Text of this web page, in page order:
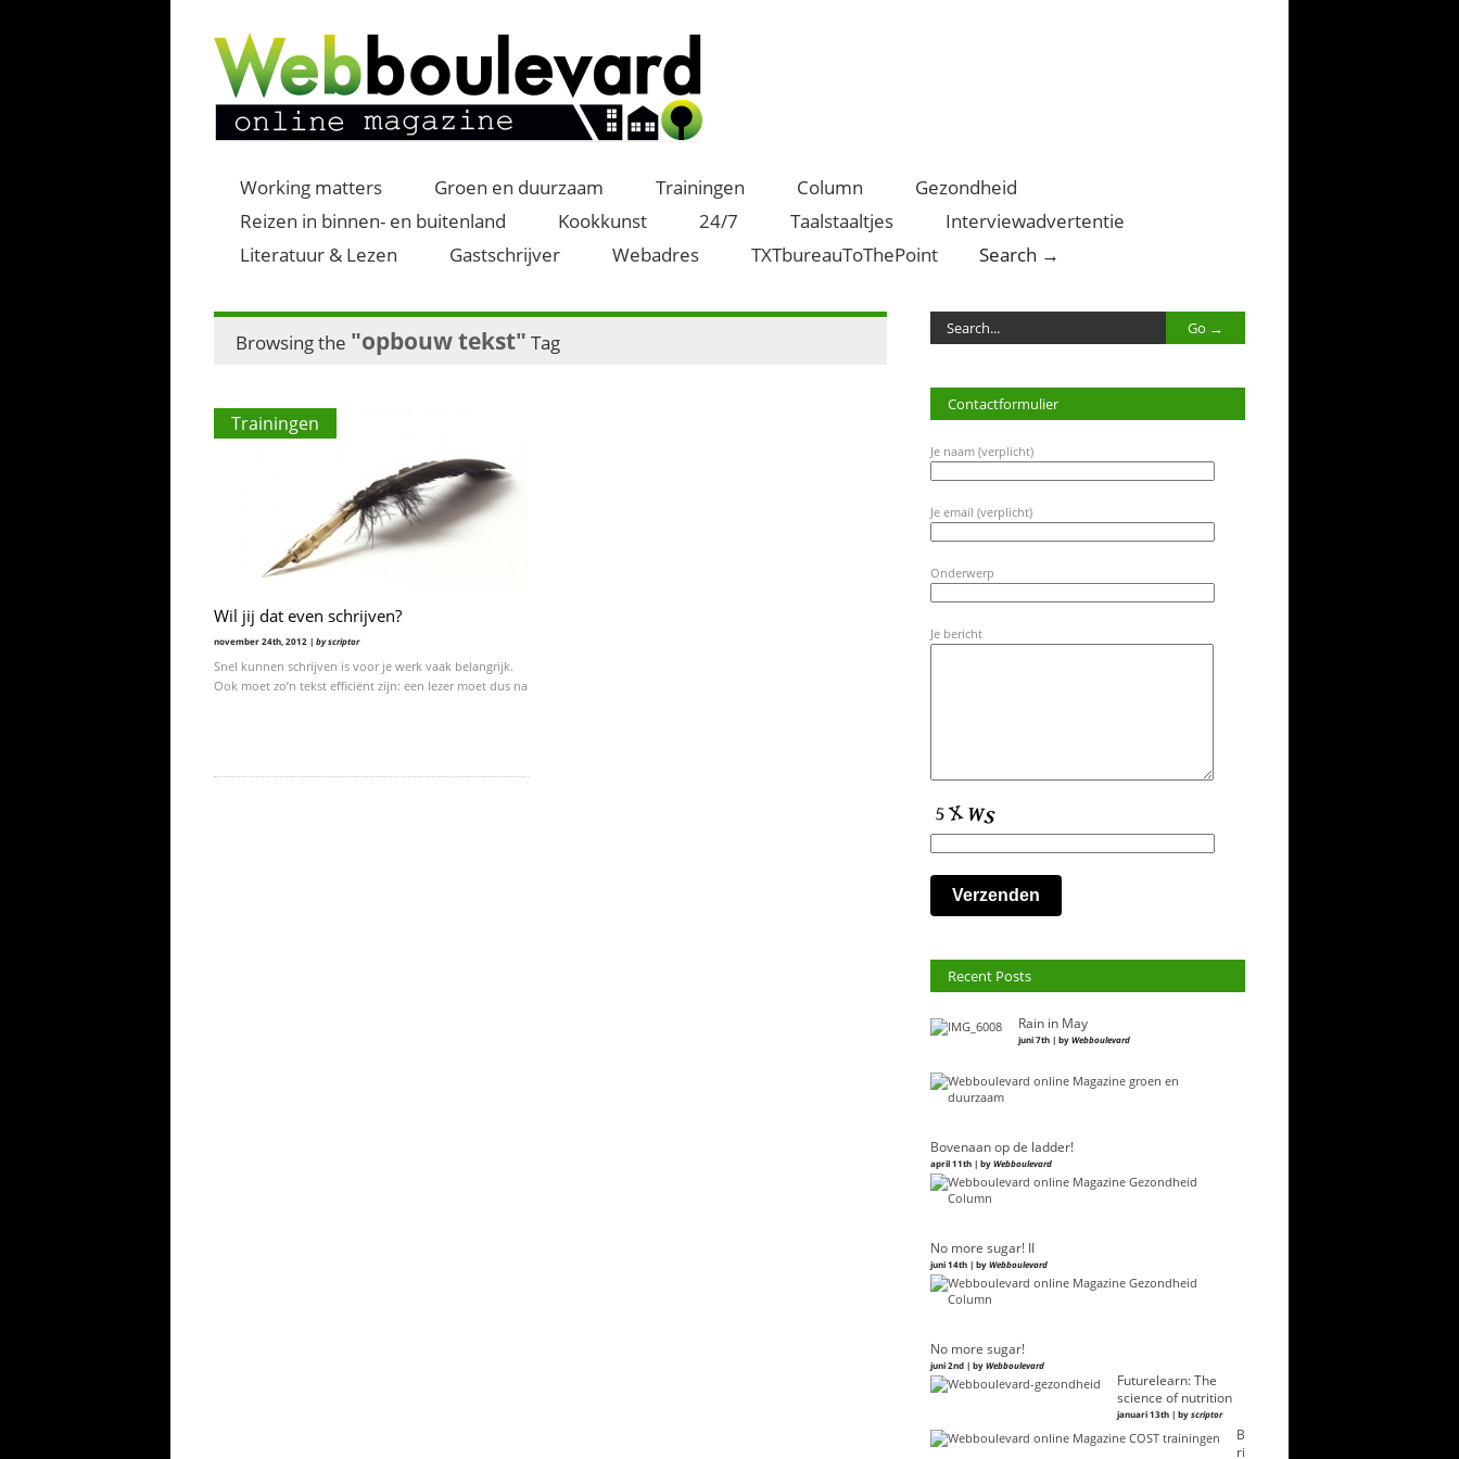
Working matters Groen en duurzaam Trainingen Column
Gezondheid
Reizen in binnen- en buitenland
Kookkunst 24/7 Taalstaaltjes
Interviewadvertentie
Literatuur & Lezen
Gastschrijver Webadres TXTbureauToThePoint Search →
Browsing the "opbouw tekst" Tag
Trainingen
Wil jij dat even schrijven?
november 24th, 2012 | by scriptor
Snel kunnen schrijven is voor je werk vaak belangrijk.
Ook moet zo’n tekst efficiënt zijn: een lezer moet dus na
Contactformulier
Je naam (verplicht)
Je email (verplicht)
Onderwerp
Je bericht
Recent Posts
Rain in May
juni 7th | byWebboulevard
Bovenaan op de ladder!
april 11th | byWebboulevard
No more sugar! II
juni 14th | byWebboulevard
No more sugar!
juni 2nd | byWebboulevard
Futurelearn: The
science of nutrition
januari 13th | byscriptor
B
ri